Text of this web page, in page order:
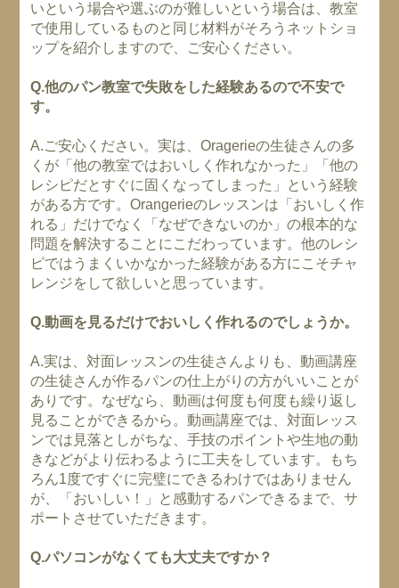
いという場合や選ぶのが難しいという場合は、教室
で使用しているものと同じ材料がそろうネットショ
ップを紹介しますので、ご安心ください。
Q.他のパン教室で失敗をした経験あるので不安で
す。
A.ご安心ください。実は、Oragerieの生徒さんの多
くが「他の教室ではおいしく作れなかった」「他の
レシピだとすぐに固くなってしまった」という経験
がある方です。Orangerieのレッスンは「おいしく作
れる」だけでなく「なぜできないのか」の根本的な
問題を解決することにこだわっています。他のレシ
ピではうまくいかなかった経験がある方にこそチャ
レンジをして欲しいと思っています。
Q.動画を見るだけでおいしく作れるのでしょうか。
A.実は、対面レッスンの生徒さんよりも、動画講座
の生徒さんが作るパンの仕上がりの方がいいことが
ありです。なぜなら、動画は何度も何度も繰り返し
見ることができるから。動画講座では、対面レッス
ンでは見落としがちな、手技のポイントや生地の動
きなどがより伝わるように工夫をしています。もち
ろん1度ですぐに完璧にできるわけではありません
が、「おいしい！」と感動するパンできるまで、サ
ポートさせていただきます。
Q.パソコンがなくても大丈夫ですか？